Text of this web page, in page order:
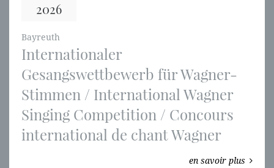
2026
Bayreuth
Internationaler
Gesangswettbewerb für Wagner-
Stimmen / International Wagner
Singing Competition / Concours
international de chant Wagner
en savoir plus